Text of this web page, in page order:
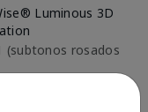
Luminous 3D
(subtonos rosados